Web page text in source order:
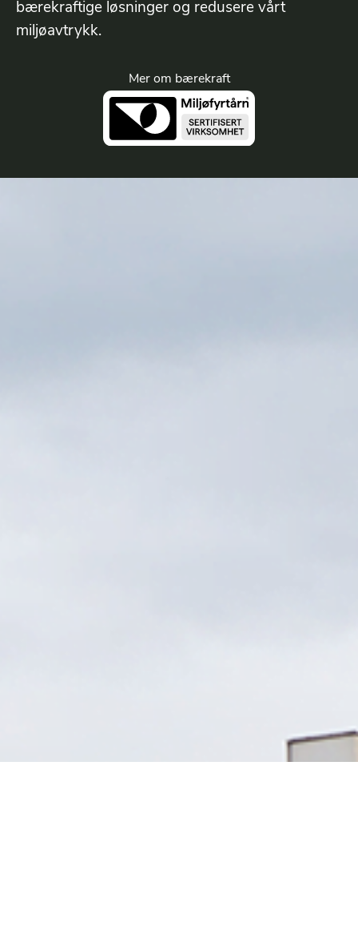
bærekraftige løsninger og redusere vårt
miljøavtrykk.
Mer om bærekraft